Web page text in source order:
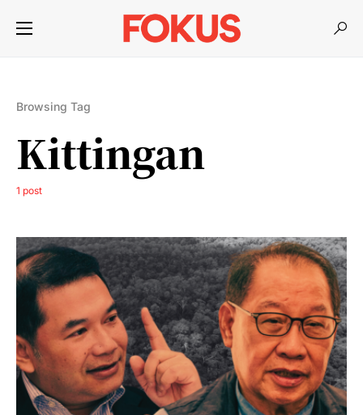
Browsing Tag
Kittingan
1 post